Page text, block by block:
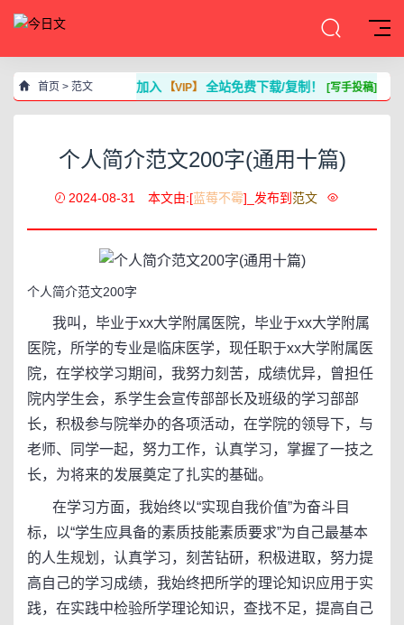
首页 > 范文 加入 【VIP】全站免费下载/复制！[写手投稿]
个人简介范文200字(通用十篇)
2024-08-31 本文由:[蓝莓不霉]_发布到 范文
个人简介范文200字
我叫，毕业于xx大学附属医院，毕业于xx大学附属
医院，所学的专业是临床医学，现任职于xx大学附属医
院，在学校学习期间，我努力刻苦，成绩优异，曾担任
院内学生会，系学生会宣传部部长及班级的学习部部
长，积极参与院举办的各项活动，在学院的领导下，与
老师、同学一起，努力工作，认真学习，掌握了一技之
长，为将来的发展奠定了扎实的基础。
在学习方面，我始终以“实现自我价值”为奋斗目
标，以“学生应具备的素质技能素质要求”为自己最基本
的人生规划，认真学习，刻苦钻研，积极进取，努力提
高自己的学习成绩，我始终把所学的理论知识应用于实
践，在实践中检验所学理论知识，查找不足，提高自己